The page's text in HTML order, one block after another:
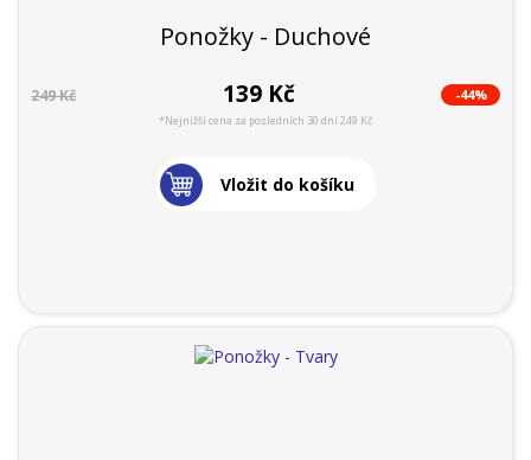
Ponožky - Duchové
249 Kč 139 Kč -44%
*Nejnižší cena za posledních 30 dní 249 Kč
Vložit do košíku